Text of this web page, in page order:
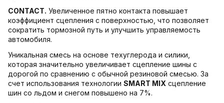
CONTACT. Увеличенное пятно контакта повышает
коэффициент сцепления с поверхностью, что позволяет
сократить тормозной путь и улучшить управляемость
автомобиля.
Уникальная смесь на основе техуглерода и силики,
которая значительно увеличивает сцепление шины с
дорогой по сравнению с обычной резиновой смесью. За
счет использования технологии SMART MIX сцепление
шин со льдом и снегом повышено на 7%.